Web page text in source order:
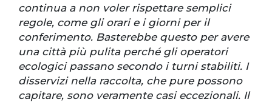
continua a non voler rispettare semplici
regole, come gli orari e i giorni per il
conferimento. Basterebbe questo per avere
una città più pulita perché gli operatori
ecologici passano secondo i turni stabiliti. I
disservizi nella raccolta, che pure possono
capitare, sono veramente casi eccezionali. Il